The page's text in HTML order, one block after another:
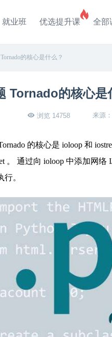
就业班 优选提升课 全部
的核心是什么？
Tornado的核心是
浏览 14758 来源
的核心是 ioloop 和
。 通过向 ioloop 中添加网
。